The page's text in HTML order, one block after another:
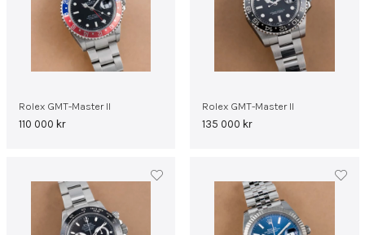
Rolex GMT-Master II
110 000 kr
Rolex GMT-Master II
135 000 kr